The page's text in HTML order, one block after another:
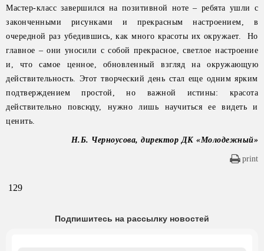
Мастер-класс завершился на позитивной ноте – ребята ушли с
законченными рисунками и прекрасным настроением, в
очередной раз убедившись, как много красоты их окружает. Но
главное – они уносили с собой прекрасное, светлое настроение
и, что самое ценное, обновленный взгляд на окружающую
действительность. Этот творческий день стал еще одним ярким
подтверждением простой, но важной истины: красота
действительно повсюду, нужно лишь научиться ее видеть и
ценить.
Н.Б. Черноусова, директор ДК «Молодежный»
print
129
Подпишитесь на рассылку новостей